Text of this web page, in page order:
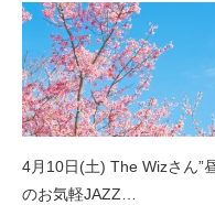
4月10日(土) The Wizさん”
のお気軽JAZZ…